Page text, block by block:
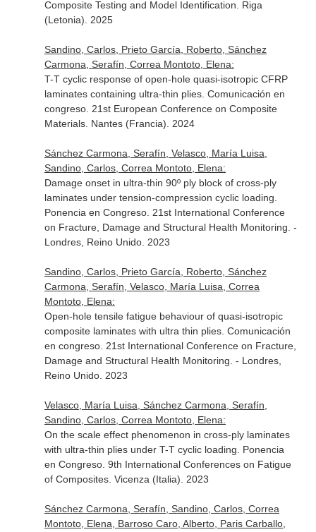
Composite Testing and Model Identification. Riga
(Letonia). 2025
Sandino, Carlos, Prieto García, Roberto, Sánchez
Carmona, Serafín, Correa Montoto, Elena:
T-T cyclic response of open-hole quasi-isotropic CFRP
laminates containing ultra-thin plies. Comunicación en
congreso. 21st European Conference on Composite
Materials. Nantes (Francia). 2024
Sánchez Carmona, Serafín, Velasco, María Luisa,
Sandino, Carlos, Correa Montoto, Elena:
Damage onset in ultra-thin 90º ply block of cross-ply
laminates under tension-compression cyclic loading.
Ponencia en Congreso. 21st International Conference
on Fracture, Damage and Structural Health Monitoring. -
Londres, Reino Unido. 2023
Sandino, Carlos, Prieto García, Roberto, Sánchez
Carmona, Serafín, Velasco, María Luisa, Correa
Montoto, Elena:
Open-hole tensile fatigue behaviour of quasi-isotropic
composite laminates with ultra thin plies. Comunicación
en congreso. 21st International Conference on Fracture,
Damage and Structural Health Monitoring. - Londres,
Reino Unido. 2023
Velasco, María Luisa, Sánchez Carmona, Serafín,
Sandino, Carlos, Correa Montoto, Elena:
On the scale effect phenomenon in cross-ply laminates
with ultra-thin plies under T-T cyclic loading. Ponencia
en Congreso. 9th International Conferences on Fatigue
of Composites. Vicenza (Italia). 2023
Sánchez Carmona, Serafín, Sandino, Carlos, Correa
Montoto, Elena, Barroso Caro, Alberto, Paris Carballo,